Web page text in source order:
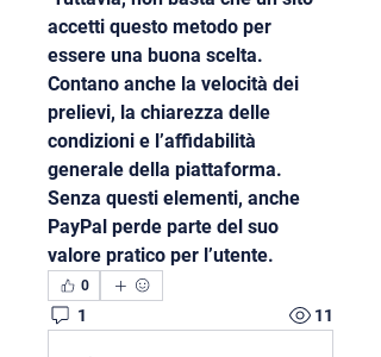
accetti questo metodo per
essere una buona scelta.
Contano anche la velocità dei
prelievi, la chiarezza delle
condizioni e l’affidabilità
generale della piattaforma.
Senza questi elementi, anche
PayPal perde parte del suo
valore pratico per l’utente.
0
1 11